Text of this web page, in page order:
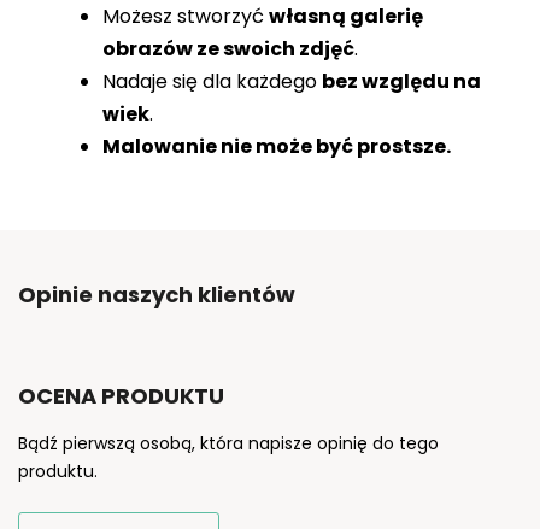
Możesz stworzyć własną galerię
obrazów ze swoich zdjęć.
Nadaje się dla każdego bez względu na
wiek.
Malowanie nie może być prostsze.
Opinie naszych klientów
OCENA PRODUKTU
Bądź pierwszą osobą, która napisze opinię do tego
produktu.